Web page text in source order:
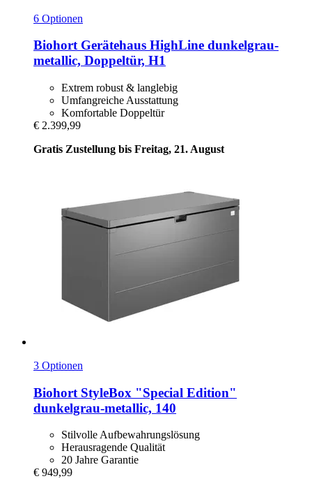
6 Optionen
BiohortGerätehaus HighLine dunkelgrau-​
metallic, Doppeltür, H1
Extrem robust & langlebig
Umfangreiche Ausstattung
Komfortable Doppeltür
€ 2.399,99
Gratis Zustellung bis Freitag, 21. August
3 Optionen
Biohort StyleBox "Special Edition"
dunkelgrau-​metallic, 140
Stilvolle Aufbewahrungslösung
Herausragende Qualität
20 Jahre Garantie
€ 949,99